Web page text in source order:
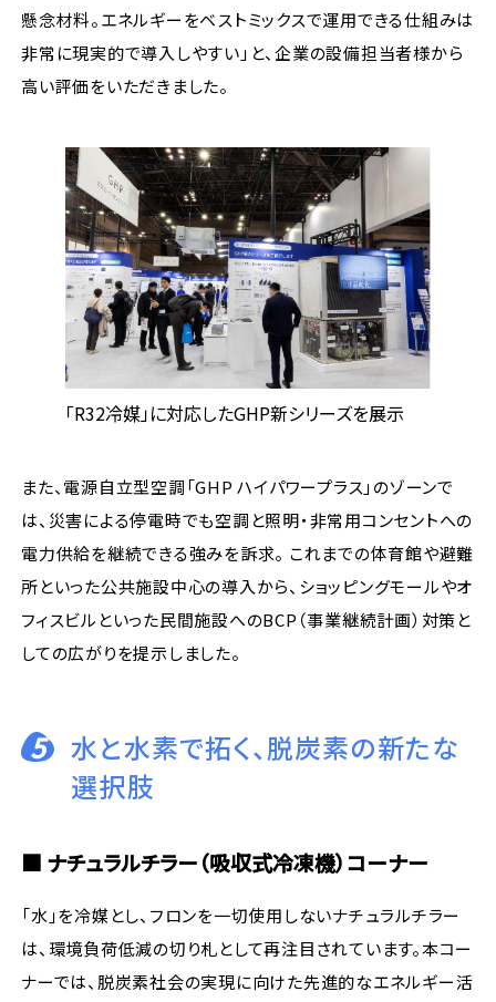
懸念材料。エネルギーをベストミックスで運用できる仕組みは
非常に現実的で導入しやすい」と、企業の設備担当者様から
高い評価をいただきました。
「R32冷媒」に対応したGHP新シリーズを展示
また、電源自立型空調「GHP ハイパワープラス」のゾーンで
は、災害による停電時でも空調と照明・非常用コンセントへの
電力供給を継続できる強みを訴求。 これまでの体育館や避難
所といった公共施設中心の導入から、ショッピングモールやオ
フィスビルといった民間施設へのBCP（事業継続計画）対策と
しての広がりを提示しました。
5
水と水素で拓く、脱炭素の新たな
選択肢
■ ナチュラルチラー（吸収式冷凍機）コーナー
「水」を冷媒とし、フロンを一切使用しないナチュラルチラー
は、環境負荷低減の切り札として再注目されています。本コー
ナーでは、脱炭素社会の実現に向けた先進的なエネルギー活